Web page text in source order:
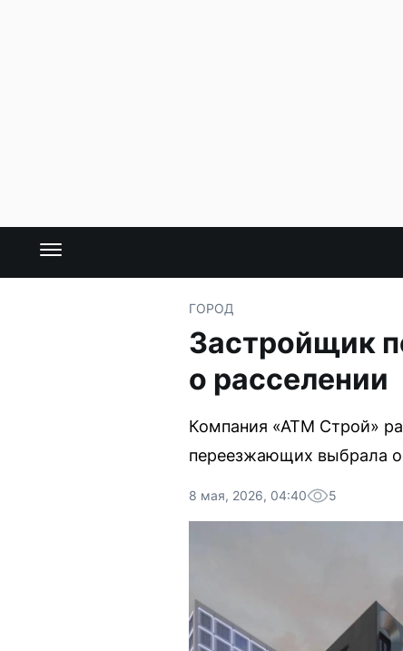
ГОРОД
Застройщик
о расселении
Компания «АТМ Строй»
переезжающих выбрала
8 мая, 2026, 04:40 5